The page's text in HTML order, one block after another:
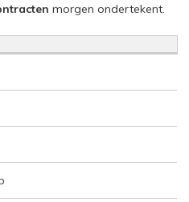
morgen ondertekent.